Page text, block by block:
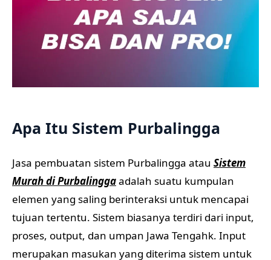
Apa Itu Sistem Purbalingga
Jasa pembuatan sistem Purbalingga atau Sistem
Murah di Purbalinggaadalah suatu kumpulan
elemen yang saling berinteraksi untuk mencapai
tujuan tertentu. Sistem biasanya terdiri dari input,
proses, output, dan umpan Jawa Tengahk. Input
merupakan masukan yang diterima sistem untuk